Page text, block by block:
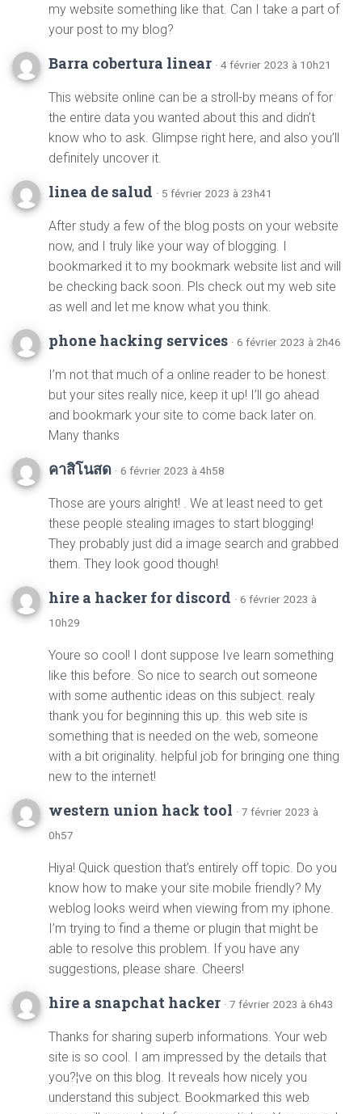
my website something like that. Can I take a part of
your post to my blog?
Barra cobertura linear · 4 février 2023 à 10h21
This website online can be a stroll-by means of for
the entire data you wanted about this and didn’t
know who to ask. Glimpse right here, and also you’ll
definitely uncover it.
linea de salud · 5 février 2023 à 23h41
After study a few of the blog posts on your website
now, and I truly like your way of blogging. I
bookmarked it to my bookmark website list and will
be checking back soon. Pls check out my web site
as well and let me know what you think.
phone hacking services · 6 février 2023 à 2h46
I’m not that much of a online reader to be honest
but your sites really nice, keep it up! I’ll go ahead
and bookmark your site to come back later on.
Many thanks
คาสิโนสด · 6 février 2023 à 4h58
Those are yours alright! . We at least need to get
these people stealing images to start blogging!
They probably just did a image search and grabbed
them. They look good though!
hire a hacker for discord · 6 février 2023 à
10h29
Youre so cool! I dont suppose Ive learn something
like this before. So nice to search out someone
with some authentic ideas on this subject. realy
thank you for beginning this up. this web site is
something that is needed on the web, someone
with a bit originality. helpful job for bringing one thing
new to the internet!
western union hack tool · 7 février 2023 à
0h57
Hiya! Quick question that’s entirely off topic. Do you
know how to make your site mobile friendly? My
weblog looks weird when viewing from my iphone.
I’m trying to find a theme or plugin that might be
able to resolve this problem. If you have any
suggestions, please share. Cheers!
hire a snapchat hacker · 7 février 2023 à 6h43
Thanks for sharing superb informations. Your web
site is so cool. I am impressed by the details that
you?¦ve on this blog. It reveals how nicely you
understand this subject. Bookmarked this web